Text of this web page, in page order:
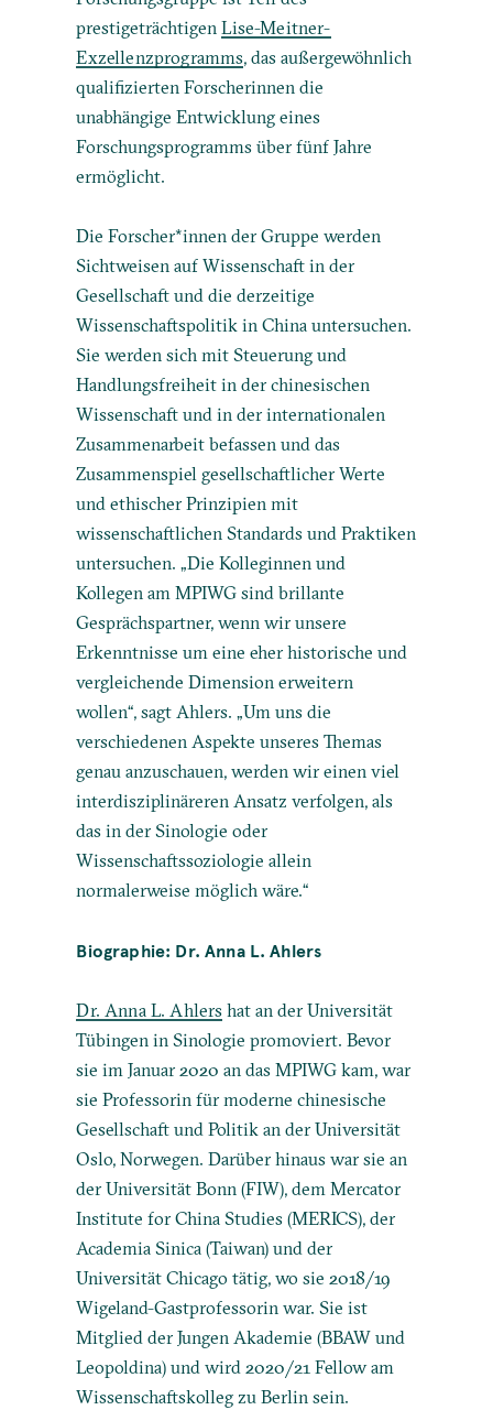
prestigeträchtigenLise-Meitner-
Exzellenzprogramms, das außergewöhnlich
qualifizierten Forscherinnen die
unabhängige Entwicklung eines
Forschungsprogramms über fünf Jahre
ermöglicht.
Die Forscher*innen der Gruppe werden
Sichtweisen auf Wissenschaft in der
Gesellschaft und die derzeitige
Wissenschaftspolitik in China untersuchen.
Sie werden sich mit Steuerung und
Handlungsfreiheit in der chinesischen
Wissenschaft und in der internationalen
Zusammenarbeit befassen und das
Zusammenspiel gesellschaftlicher Werte
und ethischer Prinzipien mit
wissenschaftlichen Standards und Praktiken
untersuchen. „Die Kolleginnen und
Kollegen am MPIWG sind brillante
Gesprächspartner, wenn wir unsere
Erkenntnisse um eine eher historische und
vergleichende Dimension erweitern
wollen“, sagt Ahlers. „Um uns die
verschiedenen Aspekte unseres Themas
genau anzuschauen, werden wir einen viel
interdisziplinäreren Ansatz verfolgen, als
das in der Sinologie oder
Wissenschaftssoziologie allein
normalerweise möglich wäre.“
Biographie: Dr. Anna L. Ahlers
Dr. Anna L. Ahlers hat an der Universität
Tübingen in Sinologie promoviert. Bevor
sie im Januar 2020 an das MPIWG kam, war
sie Professorin für moderne chinesische
Gesellschaft und Politik an der Universität
Oslo, Norwegen. Darüber hinaus war sie an
der Universität Bonn (FIW), dem Mercator
Institute for China Studies (MERICS), der
Academia Sinica (Taiwan) und der
Universität Chicago tätig, wo sie 2018/19
Wigeland-Gastprofessorin war. Sie ist
Mitglied der Jungen Akademie (BBAW und
Leopoldina) und wird 2020/21 Fellow am
Wissenschaftskolleg zu Berlin sein.